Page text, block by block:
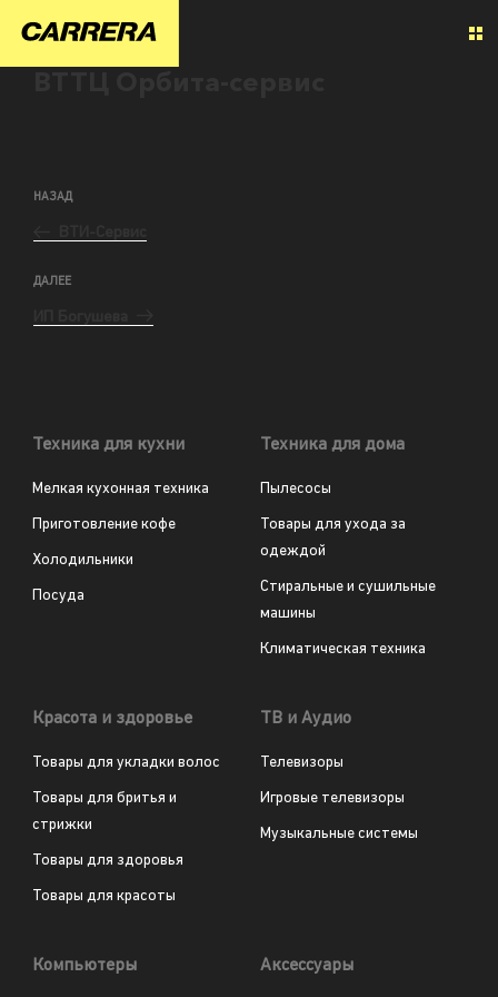
НАЗАД
ДАЛЕЕ
Техника для кухни
Мелкая кухонная техника
Приготовление кофе
Холодильники
Посуда
Техника для дома
Пылесосы
Товары для ухода за
одеждой
Стиральные и сушильные
машины
Климатическая техника
Красота и здоровье
Товары для укладки волос
Товары для бритья и
стрижки
Товары для здоровья
Товары для красоты
ТВ и Аудио
Телевизоры
Игровые телевизоры
Музыкальные системы
Компьютеры Аксессуары